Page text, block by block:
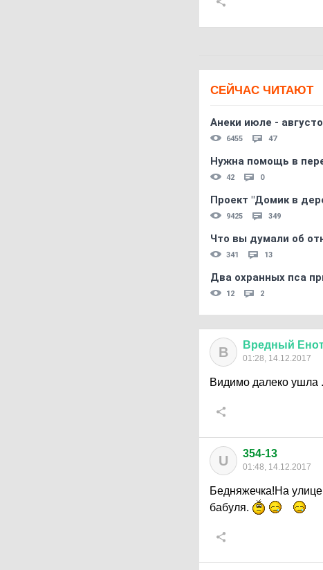
СЕЙЧАС ЧИТАЮТ
Анеки июле -
6455 47
Нужна помощь в
42 0
Проект "Домик в
9425 349
Что вы думали об
341 13
Два охранных пса
12 2
В Вредный
01:28, 14.12.2017
Видимо далеко ушла
U 354-13
01:48, 14.12.2017
Бедняжечка!На
бабуля.